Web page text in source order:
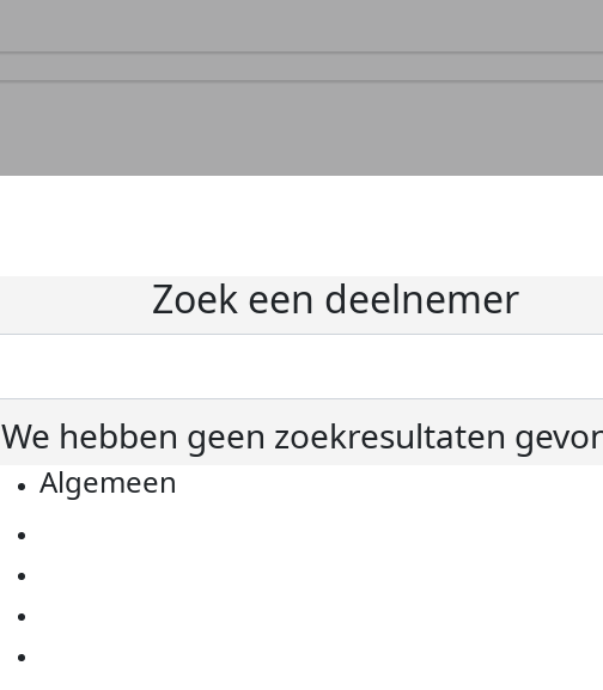
Zoek een deelnemer
We hebben geen zoekresultaten
Algemeen